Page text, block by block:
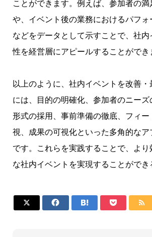
ことができます。例えば、参加者の
や、イベント後の業務におけるパフ
などをデータとして示すことで、社
性を経営層にアピールすることができ
以上のように、社内イベントを改善
には、目的の明確化、参加者のニーズ
形式の採用、事前準備の徹底、フィー
視、成果の可視化といった多角的な
です。これらを実践することで、より
な社内イベントを実現することができ
    